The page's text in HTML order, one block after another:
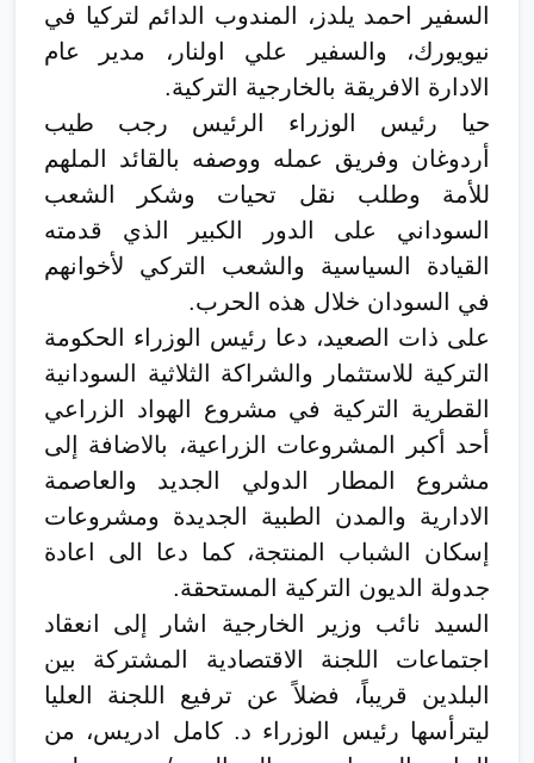
السفير احمد يلدز، المندوب الدائم لتركيا في
نيويورك، والسفير علي اولنار، مدير عام
الادارة الافريقة بالخارجية التركية.
حيا رئيس الوزراء الرئيس رجب طيب
أردوغان وفريق عمله ووصفه بالقائد الملهم
للأمة وطلب نقل تحيات وشكر الشعب
السوداني على الدور الكبير الذي قدمته
القيادة السياسية والشعب التركي لأخوانهم
في السودان خلال هذه الحرب.
على ذات الصعيد، دعا رئيس الوزراء الحكومة
التركية للاستثمار والشراكة الثلاثية السودانية
القطرية التركية في مشروع الهواد الزراعي
أحد أكبر المشروعات الزراعية، بالاضافة إلى
مشروع المطار الدولي الجديد والعاصمة
الادارية والمدن الطبية الجديدة ومشروعات
إسكان الشباب المنتجة، كما دعا الى اعادة
جدولة الديون التركية المستحقة.
السيد نائب وزير الخارجية اشار إلى انعقاد
اجتماعات اللجنة الاقتصادية المشتركة بين
البلدين قريباً، فضلاً عن ترفيع اللجنة العليا
ليترأسها رئيس الوزراء د. كامل ادريس، من